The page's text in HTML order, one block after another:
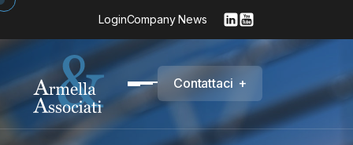
LoginCompany News
Contattaci +